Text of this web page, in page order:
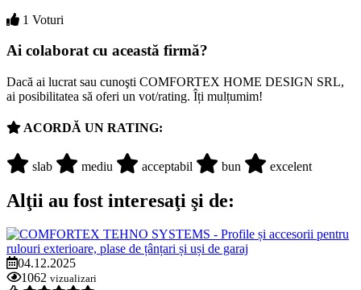
1 Voturi
Ai colaborat cu această firmă?
Dacă ai lucrat sau cunoşti COMFORTEX HOME DESIGN SRL,
ai posibilitatea să oferi un vot/rating. Îți mulțumim!
ACORDĂ UN RATING:
slab mediu acceptabil bun excelent
Alţii au fost interesaţi şi de:
04.12.2025
1062 vizualizari